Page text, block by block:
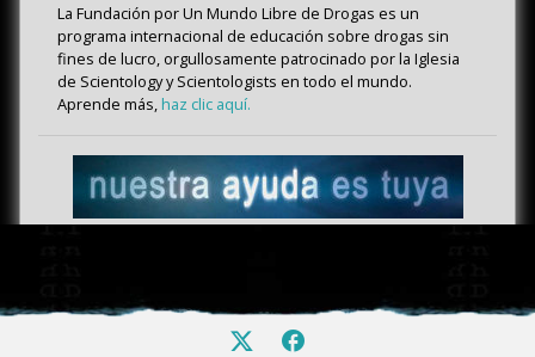
La Fundación por Un Mundo Libre de Drogas es un
programa internacional de educación sobre drogas sin
fines de lucro, orgullosamente patrocinado por la Iglesia
de Scientology y Scientologists en todo el mundo.
Aprende más,haz clic aquí.